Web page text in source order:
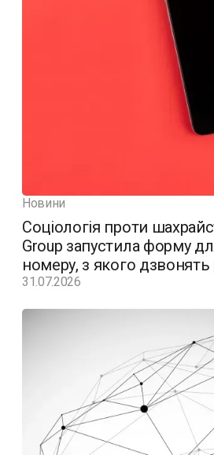
Новини
Соціологія проти
Group запустила форму
номеру, з якого
31.07.2026